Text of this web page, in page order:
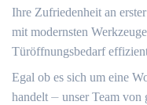
Ihre Zufriedenheit an
mit modernsten
Türöffnungsbedarf
Egal ob es sich um eine
handelt ⏤ unser Team von